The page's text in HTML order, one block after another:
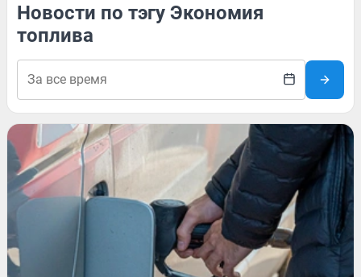
Новости по тэгу Экономия
топлива